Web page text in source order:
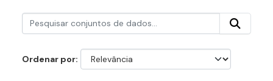
Ordenar por